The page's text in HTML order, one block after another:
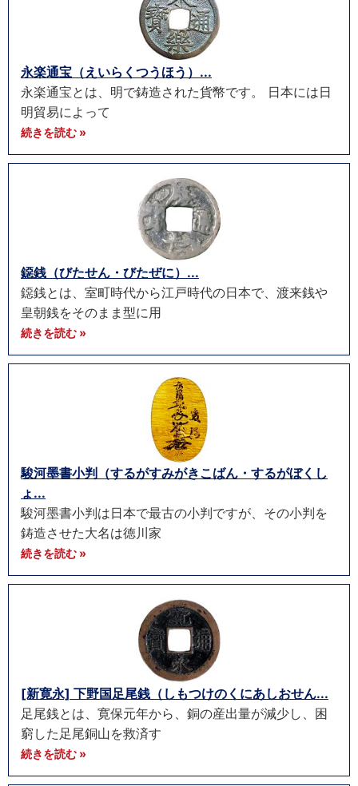
永楽通宝（えいらくつうほう）...
永楽通宝とは、明で鋳造された貨幣です。 日本には日
明貿易によって
続きを読む »
鐚銭（びたせん・びたぜに）...
鐚銭とは、室町時代から江戸時代の日本で、渡来銭や
皇朝銭をそのまま型に用
続きを読む »
駿河墨書小判（するがすみがきこばん・するがぼくし
ょ...
駿河墨書小判は日本で最古の小判ですが、その小判を
鋳造させた大名は徳川家
続きを読む »
[新寛永] 下野国足尾銭（しもつけのくにあしおせん...
足尾銭とは、寛保元年から、銅の産出量が減少し、困
窮した足尾銅山を救済す
続きを読む »